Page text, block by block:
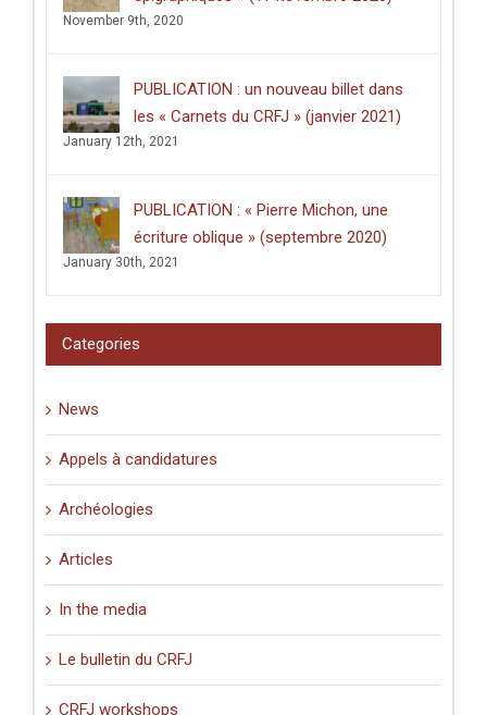
November 9th, 2020
PUBLICATION : un nouveau billet dans
les « Carnets du CRFJ » (janvier 2021)
January 12th, 2021
PUBLICATION : « Pierre Michon, une
écriture oblique » (septembre 2020)
January 30th, 2021
Categories
News
Appels à candidatures
Archéologies
Articles
In the media
Le bulletin du CRFJ
CRFJ workshops